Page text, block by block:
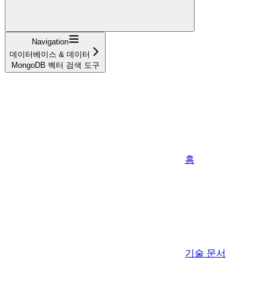
Navigation
데이터베이스 & 데이터
MongoDB 벡터 검색 도구
홈
기술 문서